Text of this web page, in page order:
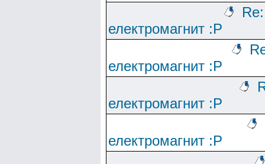
електромагнит :Р
електромагнит :Р
електромагнит :Р
електромагнит :Р